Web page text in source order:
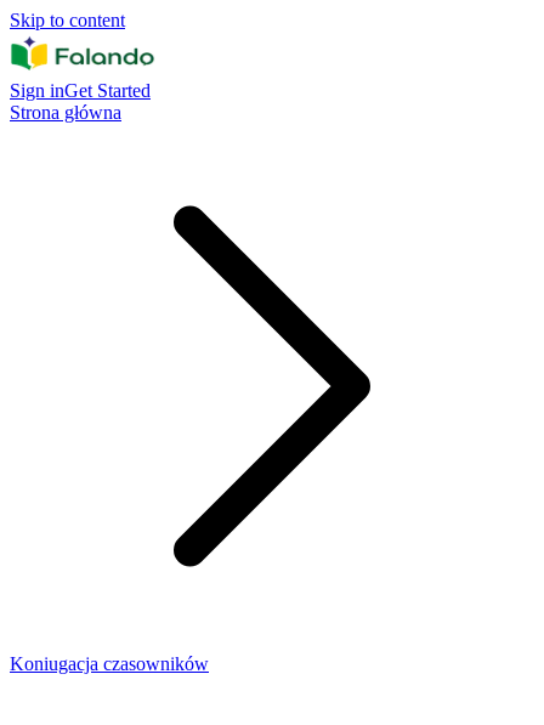
Skip to content
Sign inGet Started
Strona główna
Koniugacja czasowników